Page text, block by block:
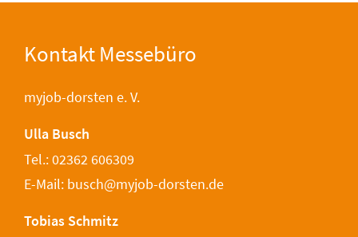
Kontakt Messebüro
myjob-dorsten e. V.
Ulla Busch
Tel.: 02362 606309
E-Mail: busch@myjob-dorsten.de
Tobias Schmitz